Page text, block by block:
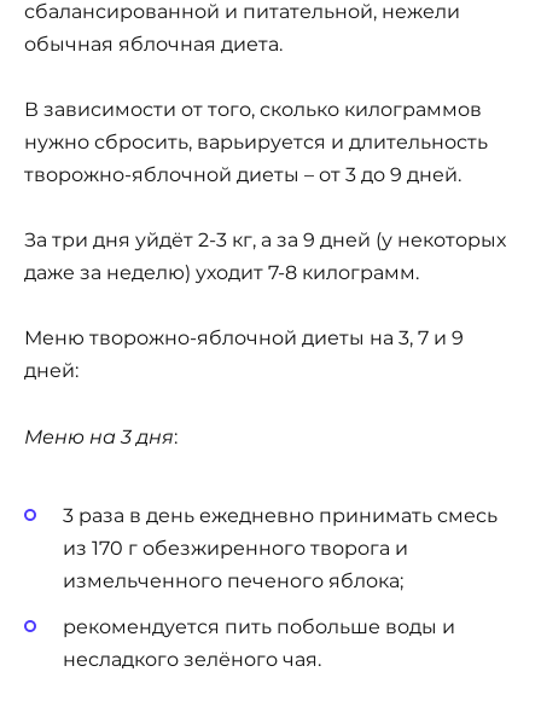
сбалансированной и питательной, нежели
обычная яблочная диета.
В зависимости от того, сколько килограммов
нужно сбросить, варьируется и длительность
творожно-яблочной диеты – от 3 до 9 дней.
За три дня уйдёт 2-3 кг, а за 9 дней (у некоторых
даже за неделю) уходит 7-8 килограмм.
Меню творожно-яблочной диеты на 3, 7 и 9
дней:
Меню на 3 дня:
3 раза в день ежедневно принимать смесь
из 170 г обезжиренного творога и
измельченного печеного яблока;
рекомендуется пить побольше воды и
несладкого зелёного чая.